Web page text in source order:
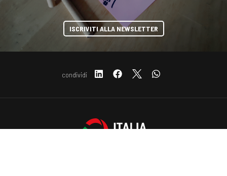
ISCRIVITI ALLA NEWSLETTER
condividi